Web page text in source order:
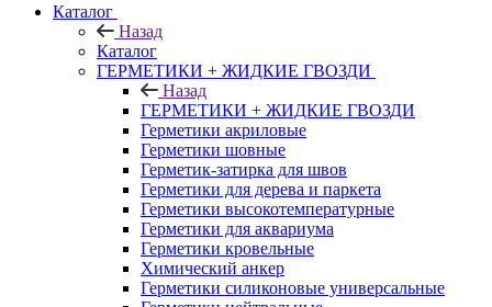
Каталог
Назад
Каталог
ГЕРМЕТИКИ + ЖИДКИЕ ГВОЗДИ
Назад
ГЕРМЕТИКИ + ЖИДКИЕ ГВОЗДИ
Герметики акриловые
Герметики шовные
Герметик-затирка для швов
Герметики для дерева и паркета
Герметики высокотемпературные
Герметики для аквариума
Герметики кровельные
Химический анкер
Герметики силиконовые универсальные